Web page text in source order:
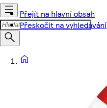
Přejít na hlavní obsah
Přeskočit na vyhledávání